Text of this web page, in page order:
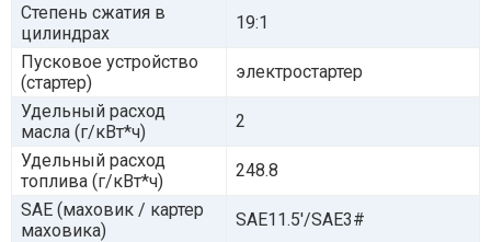
Степень сжатия в
цилиндрах
19:1
Пусковое устройство
(стартер)
электростартер
Удельный расход
масла (г/кВт*ч)
2
Удельный расход
топлива (г/кВт*ч)
248.8
SAE (маховик / картер
маховика)
SAE11.5'/SAE3#